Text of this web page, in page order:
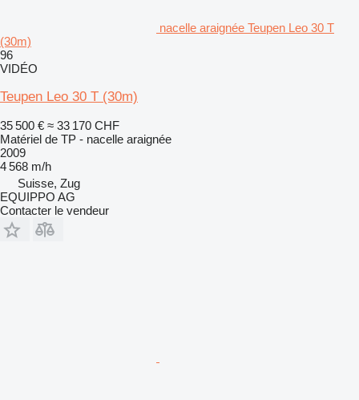
nacelle araignée Teupen Leo 30 T
(30m)
96
VIDÉO
Teupen Leo 30 T (30m)
35 500 € ≈ 33 170 CHF
Matériel de TP - nacelle araignée
2009
4 568 m/h
Suisse, Zug
EQUIPPO AG
Contacter le vendeur